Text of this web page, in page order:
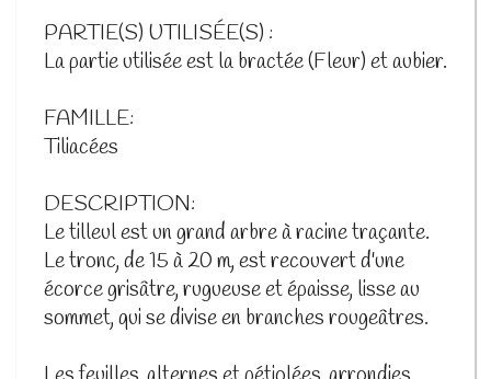
PARTIE(S) UTILISÉE(S) :
La partie utilisée est la bractée (Fleur) et aubier.
FAMILLE:
Tiliacées
DESCRIPTION:
Le tilleul est un grand arbre à racine traçante.
Le tronc, de 15 à 20 m, est recouvert d'une
écorce grisâtre, rugueuse et épaisse, lisse au
sommet, qui se divise en branches rougeâtres.